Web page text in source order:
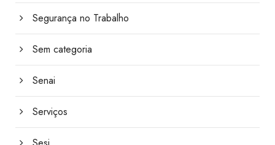
Segurança no Trabalho
Sem categoria
Senai
Serviços